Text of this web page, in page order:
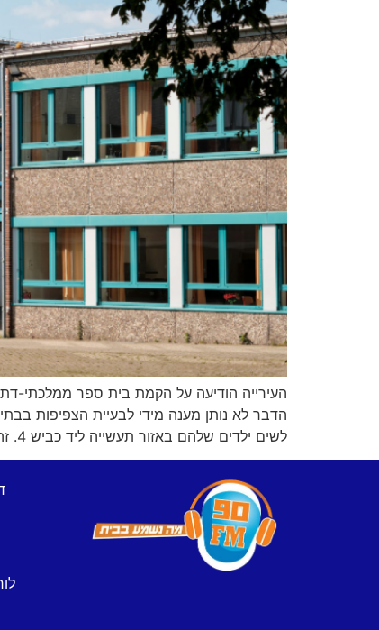
הדבר לא נותן מענה מידי לבעיית הצפיפות
לשים ילדים שלהם באזור תעשייה ליד כביש 4. זה לא נראה לי מקום לבית ספר קבוע" • האזינו לריאיון המלא ב"יומן תשעים"